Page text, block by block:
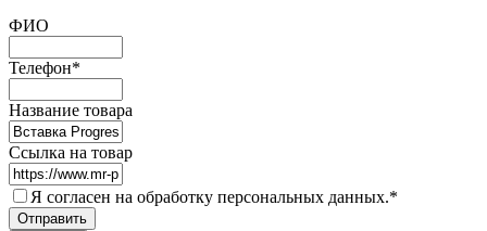
ФИО
Телефон*
Название товара
Ссылка на товар
Я согласен на обработку персональных данных.*